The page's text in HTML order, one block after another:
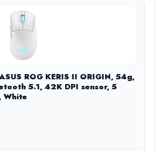
ROG KERIS II ORIGIN, 54g,
5.1, 42K DPI sensor, 5
White